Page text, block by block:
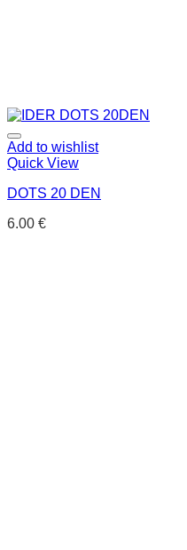
Add to wishlist
Quick View
DOTS 20 DEN
6.00 €